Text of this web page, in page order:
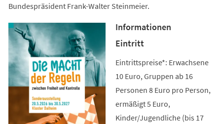
Bundespräsident Frank-Walter Steinmeier.
Informationen
Eintritt
Eintrittspreise*: Erwachsene
10 Euro, Gruppen ab 16
Personen 8 Euro pro Person,
ermäßigt 5 Euro,
Kinder/Jugendliche (bis 17